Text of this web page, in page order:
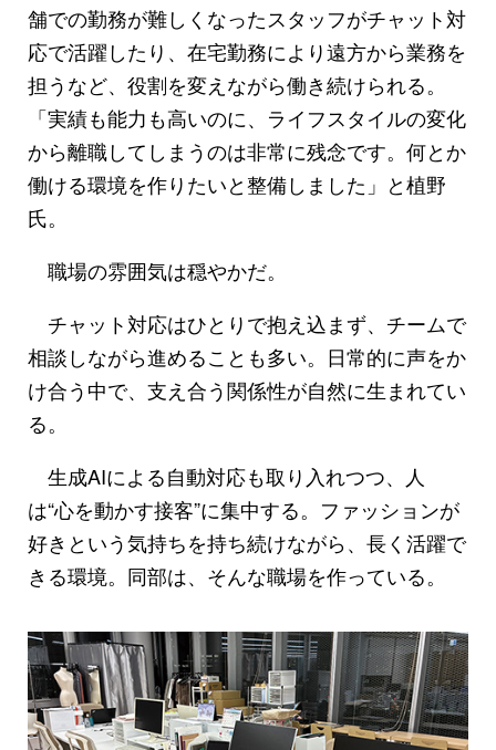
舗での勤務が難しくなったスタッフがチャット対
応で活躍したり、在宅勤務により遠方から業務を
担うなど、役割を変えながら働き続けられる。
「実績も能力も高いのに、ライフスタイルの変化
から離職してしまうのは非常に残念です。何とか
働ける環境を作りたいと整備しました」と植野
氏。
職場の雰囲気は穏やかだ。
チャット対応はひとりで抱え込まず、チームで
相談しながら進めることも多い。日常的に声をか
け合う中で、支え合う関係性が自然に生まれてい
る。
生成AIによる自動対応も取り入れつつ、人
は“心を動かす接客”に集中する。ファッションが
好きという気持ちを持ち続けながら、長く活躍で
きる環境。同部は、そんな職場を作っている。